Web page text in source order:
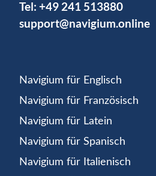
Tel: +49 241 513880
support@navigium.online
Navigium für Englisch
Navigium für Französisch
Navigium für Latein
Navigium für Spanisch
Navigium für Italienisch